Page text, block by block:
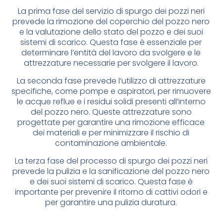
La prima fase del servizio di spurgo dei pozzi neri
prevede la rimozione del coperchio del pozzo nero
e la valutazione dello stato del pozzo e dei suoi
sistemi di scarico. Questa fase è essenziale per
determinare l’entità del lavoro da svolgere e le
attrezzature necessarie per svolgere il lavoro.
La seconda fase prevede l’utilizzo di attrezzature
specifiche, come pompe e aspiratori, per rimuovere
le acque reflue e i residui solidi presenti all’interno
del pozzo nero. Queste attrezzature sono
progettate per garantire una rimozione efficace
dei materiali e per minimizzare il rischio di
contaminazione ambientale.
La terza fase del processo di spurgo dei pozzi neri
prevede la pulizia e la sanificazione del pozzo nero
e dei suoi sistemi di scarico. Questa fase è
importante per prevenire il ritorno di cattivi odori e
per garantire una pulizia duratura.